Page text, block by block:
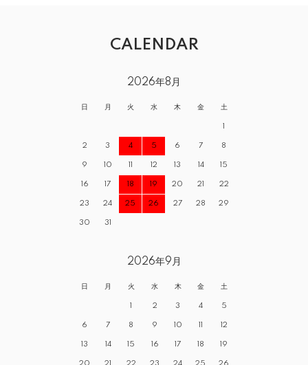
CALENDAR
2026年8月
日 月 火 水 木 金 土
1
2 3 4 5 6 7 8
9 10 11 12 13 14 15
16 17 18 19 20 21 22
23 24 25 26 27 28 29
30 31
2026年9月
日 月 火 水 木 金 土
1 2 3 4 5
6 7 8 9 10 11 12
13 14 15 16 17 18 19